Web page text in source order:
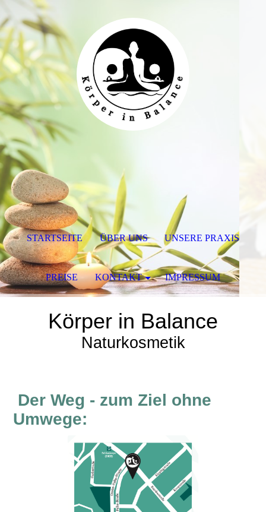
Körper in Balance
Naturkosmetik
Der Weg - zum Ziel ohne
Umwege:
STARTSEITE ÜBER UNS UNSERE PRAXIS
PREISE KONTAKT IMPRESSUM